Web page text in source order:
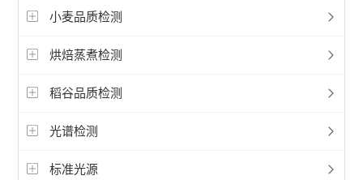
小麦品质检测
烘焙蒸煮检测
稻谷品质检测
光谱检测
标准光源